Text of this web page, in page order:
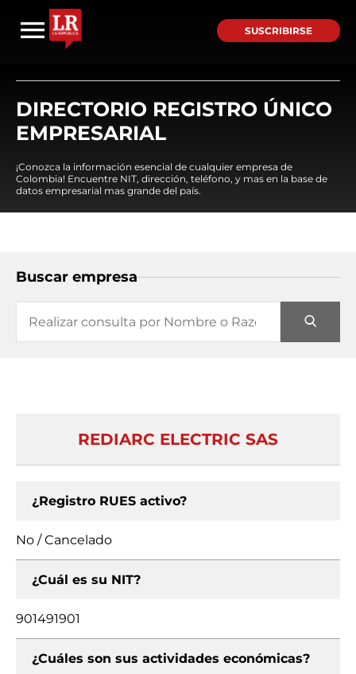
SUSCRIBIRSE
DIRECTORIO REGISTRO ÚNICO
EMPRESARIAL
¡Conozca la información esencial de cualquier empresa de
Colombia! Encuentre NIT, dirección, teléfono, y mas en la base de
datos empresarial mas grande del país.
Buscar empresa
REDIARC ELECTRIC SAS
¿Registro RUES activo?
No / Cancelado
¿Cuál es su NIT?
901491901
¿Cuáles son sus actividades económicas?